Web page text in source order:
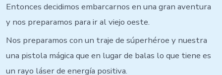
Entonces decidimos embarcarnos en una gran aventura
y nos preparamos para ir al viejo oeste.
Nos preparamos con un traje de súperhéroe y nuestra
una pistola mágica que en lugar de balas lo que tiene es
un rayo láser de energía positiva.